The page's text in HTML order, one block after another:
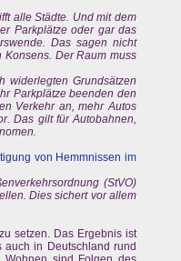
alle Städte. Und mit dem
Parkplätze oder gar das
Das sagen nicht
Der Raum muss
widerlegten Grundsätzen
Parkplätze beenden den
Verkehr an, mehr Autos
Das gilt für Autobahnen,
von Hemmnissen im
(StVO)
Dies sichert vor allem
setzen. Das Ergebnis ist
in Deutschland rund